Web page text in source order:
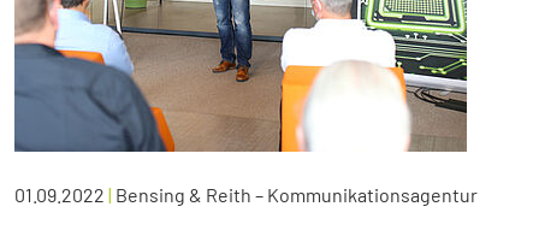
01.09.2022 | Bensing & Reith – Kommunikationsagentur